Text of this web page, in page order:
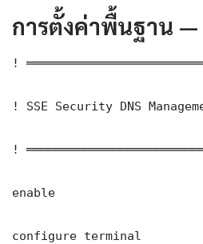
การตั้งค่าพื้นฐาน —
!
! SSE Security DNS
!
enable
configure terminal